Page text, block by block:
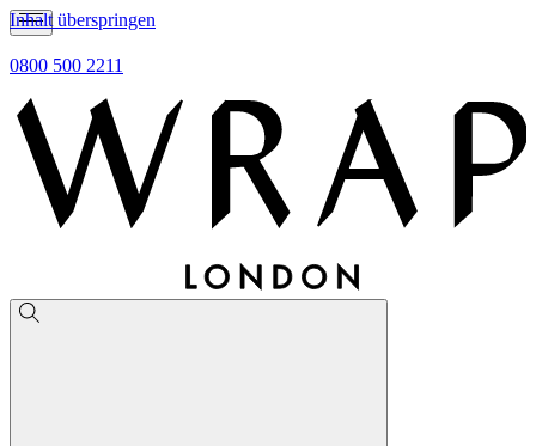
Inhalt überspringen
0800 500 2211